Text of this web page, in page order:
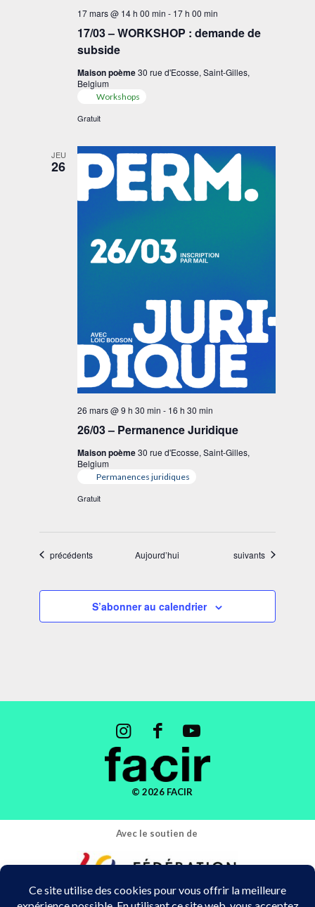
17/03 – WORKSHOP : demande de
subside
17 mars @ 14 h 00 min - 17 h 00 min
Maison poème30 rue d'Ecosse, Saint-Gilles,
Belgium
Workshops
Gratuit
JEU
26
26/03 – Permanence Juridique
26 mars @ 9 h 30 min - 16 h 30 min
Maison poème30 rue d'Ecosse, Saint-Gilles,
Belgium
Permanences juridiques
Gratuit
Évènements
précédents Aujourd’hui Évènements
suivants
S’abonner au calendrier
© 2026 FACIR
Avec le soutien de